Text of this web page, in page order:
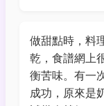
做甜點時，料
乾，食譜網上
衡苦味。有一
成功，原來是